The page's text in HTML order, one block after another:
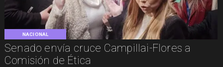
NACIONAL
Senado envía cruce Campillai-Flores a
Comisión de Ética